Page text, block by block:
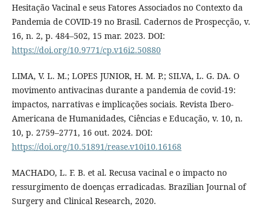
Hesitação Vacinal e seus Fatores Associados no Contexto da
Pandemia de COVID-19 no Brasil. Cadernos de Prospecção, v.
16, n. 2, p. 484–502, 15 mar. 2023. DOI:
https://doi.org/10.9771/cp.v16i2.50880
LIMA, V. L. M.; LOPES JUNIOR, H. M. P.; SILVA, L. G. DA. O
movimento antivacinas durante a pandemia de covid-19:
impactos, narrativas e implicações sociais. Revista Ibero-
Americana de Humanidades, Ciências e Educação, v. 10, n.
10, p. 2759–2771, 16 out. 2024. DOI:
https://doi.org/10.51891/rease.v10i10.16168
MACHADO, L. F. B. et al. Recusa vacinal e o impacto no
ressurgimento de doenças erradicadas. Brazilian Journal of
Surgery and Clinical Research, 2020.